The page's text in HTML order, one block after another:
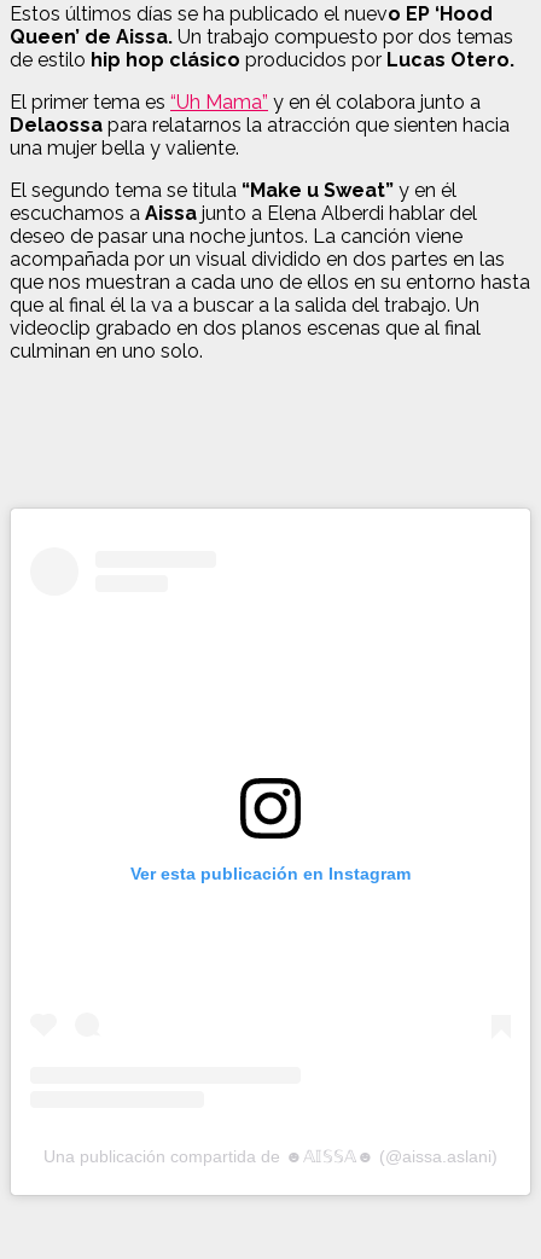
Estos últimos días se ha publicado el nuevo EP ‘Hood
Queen’ de Aissa. Un trabajo compuesto por dos temas
de estilo hip hop clásico producidos por Lucas Otero.
El primer tema es “Uh Mama” y en él colabora junto a
Delaossa para relatarnos la atracción que sienten hacia
una mujer bella y valiente.
El segundo tema se titula “Make u Sweat” y en él
escuchamos a Aissa junto a Elena Alberdi hablar del
deseo de pasar una noche juntos. La canción viene
acompañada por un visual dividido en dos partes en las
que nos muestran a cada uno de ellos en su entorno hasta
que al final él la va a buscar a la salida del trabajo. Un
videoclip grabado en dos planos escenas que al final
culminan en uno solo.
Ver esta publicación en Instagram
Una publicación compartida de ☻𝔸𝕀𝕊𝕊𝔸☻ (@aissa.aslani)